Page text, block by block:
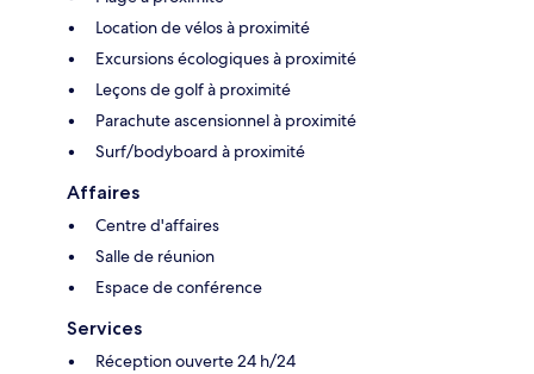
Location de vélos à proximité
Excursions écologiques à proximité
Leçons de golf à proximité
Parachute ascensionnel à proximité
Surf/bodyboard à proximité
Affaires
Centre d'affaires
Salle de réunion
Espace de conférence
Services
Réception ouverte 24 h/24